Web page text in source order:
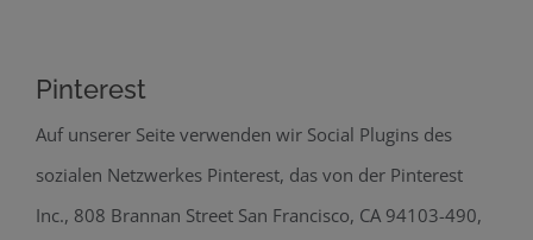
Pinterest
Auf unserer Seite verwenden wir Social Plugins des
sozialen Netzwerkes Pinterest, das von der Pinterest
Inc., 808 Brannan Street San Francisco, CA 94103-490,